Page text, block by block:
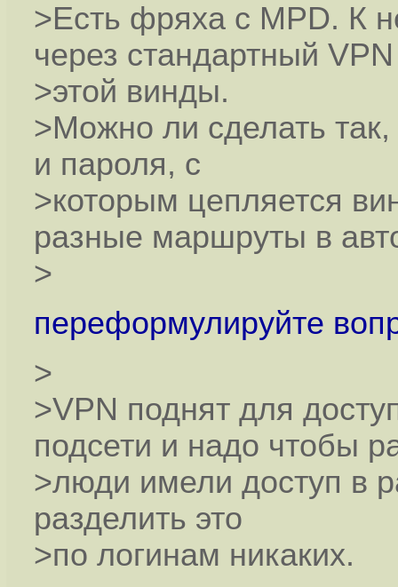
>Есть фряха с MPD. К
через стандартный VPN
>этой винды.
>Можно ли сделать
и пароля, с
>которым цепляется
разные маршруты в
>
переформулируйте
>
>VPN поднят для
подсети и надо чтобы
>люди имели доступ в
разделить это
>по логинам никаких.